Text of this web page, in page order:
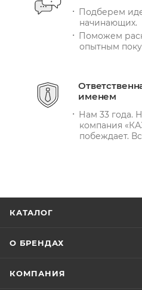
Подберем
начинающих.
Поможем
опытным
именем
Нам 33 года.
компания
побеждает.
КАТАЛОГ
О БРЕНДАХ
КОМПАНИЯ